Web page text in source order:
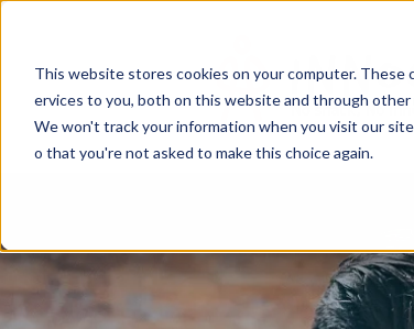
This website stores cookies on your computer. These
ervices to you, both on this website and through other
We won't track your information when you visit our
o that you're not asked to make this choice again.